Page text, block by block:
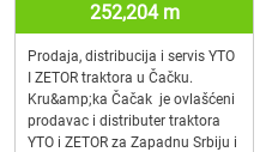
252,204 m
Prodaja, distribucija i servis YTO
I ZETOR traktora u Čačku.
Kru&amp;ka Čačak je ovlašćeni
prodavac i distributer traktora
YTO i ZETOR za Zapadnu Srbiju i